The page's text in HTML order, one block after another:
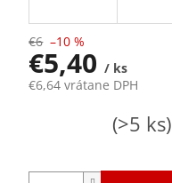
€6 –10 %
€5,40/ ks
€6,64 vrátane DPH
(>5 ks)